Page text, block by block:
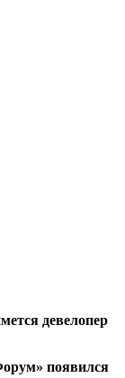
девелопер
появился